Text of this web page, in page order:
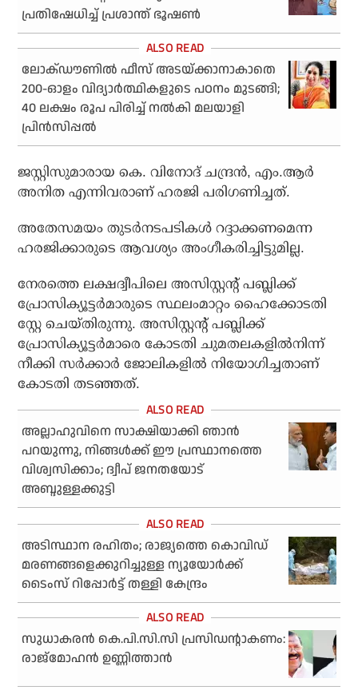
പ്രതിഷേധിച്ച് പ്രശാന്ത് ഭൂഷണ്‍
ലോക്ഡൗണില്‍ ഫീസ് അടയ്ക്കാനാകാതെ
200-ഓളം വിദ്യാര്‍ത്ഥികളുടെ പഠനം മുടങ്ങി;
40 ലക്ഷം രൂപ പിരിച്ച് നല്‍കി മലയാളി
പ്രിന്‍സിപ്പല്‍
ജസ്റ്റിസുമാരായ കെ. വിനോദ് ചന്ദ്രന്‍, എം.ആര്‍
അനിത എന്നിവരാണ് ഹരജി പരിഗണിച്ചത്.
അതേസമയം തുടര്‍നടപടികള്‍ റദ്ദാക്കണമെന്ന
ഹരജിക്കാരുടെ ആവശ്യം അംഗീകരിച്ചിട്ടുമില്ല.
നേരത്തെ ലക്ഷദ്വീപിലെ അസിസ്റ്റന്റ് പബ്ലിക്ക്
പ്രോസിക്യൂട്ടര്‍മാരുടെ സ്ഥലംമാറ്റം ഹൈക്കോടതി
സ്റ്റേ ചെയ്തിരുന്നു. അസിസ്റ്റന്റ് പബ്ലിക്ക്
പ്രോസിക്യൂട്ടര്‍മാരെ കോടതി ചുമതലകളില്‍നിന്ന്
നീക്കി സര്‍ക്കാര്‍ ജോലികളില്‍ നിയോഗിച്ചതാണ്
കോടതി തടഞ്ഞത്.
അല്ലാഹുവിനെ സാക്ഷിയാക്കി ഞാന്‍
പറയുന്നു, നിങ്ങള്‍ക്ക് ഈ പ്രസ്ഥാനത്തെ
വിശ്വസിക്കാം; ദ്വീപ് ജനതയോട്
അബ്ദുള്ളക്കുട്ടി
അടിസ്ഥാന രഹിതം; രാജ്യത്തെ കൊവിഡ്
മരണങ്ങളെക്കുറിച്ചുള്ള ന്യൂയോര്‍ക്ക്
ടൈംസ് റിപ്പോര്‍ട്ട് തള്ളി കേന്ദ്രം
സുധാകരന്‍ കെ.പി.സി.സി പ്രസിഡന്റാകണം:
രാജ്‌മോഹന്‍ ഉണ്ണിത്താന്‍